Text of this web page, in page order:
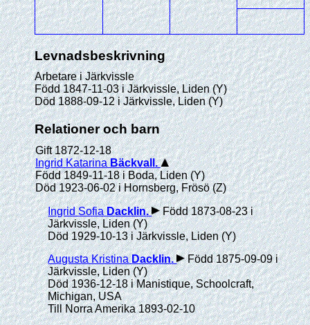
Levnadsbeskrivning
Arbetare i Järkvissle
Född 1847-11-03 i Järkvissle, Liden (Y)
Död 1888-09-12 i Järkvissle, Liden (Y)
Relationer och barn
Gift 1872-12-18
Ingrid Katarina Bäckvall.
Född 1849-11-18 i Boda, Liden (Y)
Död 1923-06-02 i Hornsberg, Frösö (Z)
Ingrid Sofia Dacklin.
Född 1873-08-23 i
Järkvissle, Liden (Y)
Död 1929-10-13 i Järkvissle, Liden (Y)
Augusta Kristina Dacklin.
Född 1875-09-09 i
Järkvissle, Liden (Y)
Död 1936-12-18 i Manistique, Schoolcraft,
Michigan, USA
Till Norra Amerika 1893-02-10